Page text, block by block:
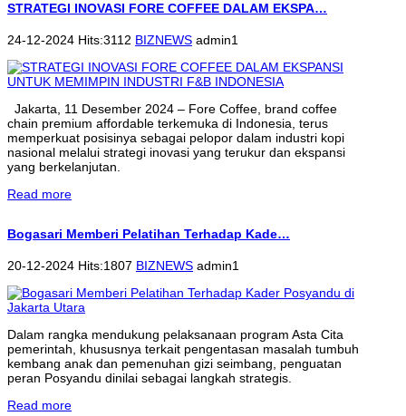
STRATEGI INOVASI FORE COFFEE DALAM EKSPA…
24-12-2024 Hits:3112 BIZNEWS admin1
Jakarta, 11 Desember 2024 – Fore Coffee, brand coffee
chain premium affordable terkemuka di Indonesia, terus
memperkuat posisinya sebagai pelopor dalam industri kopi
nasional melalui strategi inovasi yang terukur dan ekspansi
yang berkelanjutan.
Read more
Bogasari Memberi Pelatihan Terhadap Kade…
20-12-2024 Hits:1807 BIZNEWS admin1
Dalam rangka mendukung pelaksanaan program Asta Cita
pemerintah, khususnya terkait pengentasan masalah tumbuh
kembang anak dan pemenuhan gizi seimbang, penguatan
peran Posyandu dinilai sebagai langkah strategis.
Read more